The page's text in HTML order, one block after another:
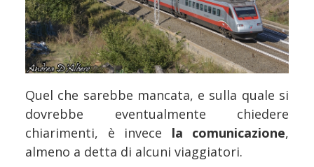
Quel che sarebbe mancata, e sulla quale si
dovrebbe eventualmente chiedere
chiarimenti, è invece la comunicazione,
almeno a detta di alcuni viaggiatori.